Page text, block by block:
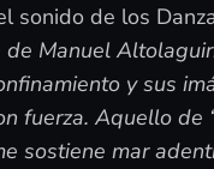
sonido de los
de Manuel
y sus
fuerza. Aquello de
sostiene mar